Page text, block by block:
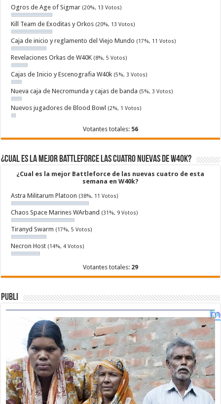
Ogros de Age of Sigmar (20%, 13 Votos)
Kill Team de Exoditas y Orkos (20%, 13 Votos)
Caja de inicio y reglamento del Viejo Mundo (17%, 11 Votos)
Revelaciones Orkas de W40K (8%, 5 Votos)
Cajas de Inicio y Escenografia W40k (5%, 3 Votos)
Nueva caja de Necromunda y cajas de banda (5%, 3 Votos)
Nuevos jugadores de Blood Bowl (2%, 1 Votos)
Votantes totales: 56
¿Cual es la mejor Battleforce las cuatro nuevas de W40k?
¿Cual es la mejor Battleforce de las nuevas cuatro de esta
semana en W40k?
Astra Militarum Platoon (38%, 11 Votos)
Chaos Space Marines WArband (31%, 9 Votos)
Tiranyd Swarm (17%, 5 Votos)
Necron Host (14%, 4 Votos)
Votantes totales: 29
Publi